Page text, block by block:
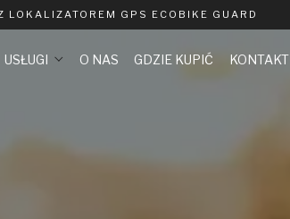
LOKALIZATOREM GPS ECOBIKE GUARD
USŁUGI O NAS GDZIE KUPIĆ KONTAKT